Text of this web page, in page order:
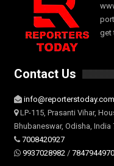
get
Contact Us
info@reporterstoday.com
LP-115, Prasanti Vihar,
Bhubaneswar, Odisha, India
7008420927
9937028982 / 7847944970